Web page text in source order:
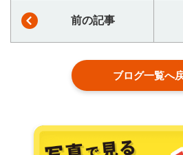
前の記事
ブログ一覧へ